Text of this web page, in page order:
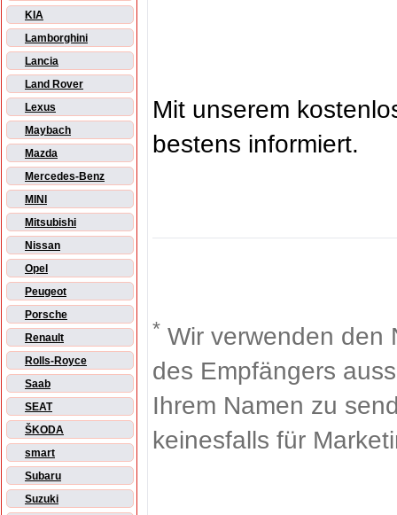
KIA
Lamborghini
Lancia
Land Rover
Lexus
Maybach
Mazda
Mercedes-Benz
MINI
Mitsubishi
Nissan
Opel
Peugeot
Porsche
Renault
Rolls-Royce
Saab
SEAT
ŠKODA
smart
Subaru
Suzuki
Mit unserem
bestens informiert.
* Wir verwenden den
des Empfängers
Ihrem Namen zu
keinesfalls für